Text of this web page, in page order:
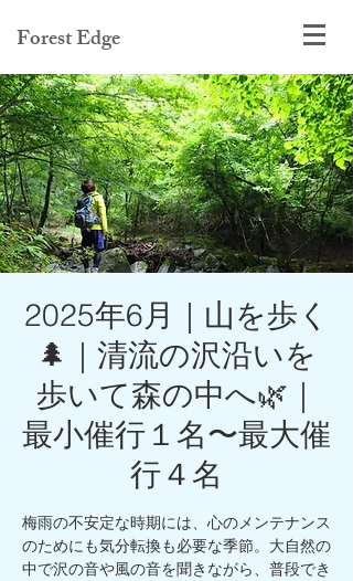
Forest Edge
2025年6月｜山を歩く
🌲｜清流の沢沿いを
歩いて森の中へ🌿｜
最小催行１名〜最大催
行４名
梅雨の不安定な時期には、心のメンテナンス
のためにも気分転換も必要な季節。大自然の
中で沢の音や風の音を聞きながら、普段でき